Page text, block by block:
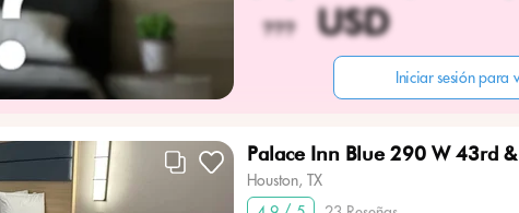
Iniciar sesión para
Palace Inn Blue 290 W 43rd
Houston, TX